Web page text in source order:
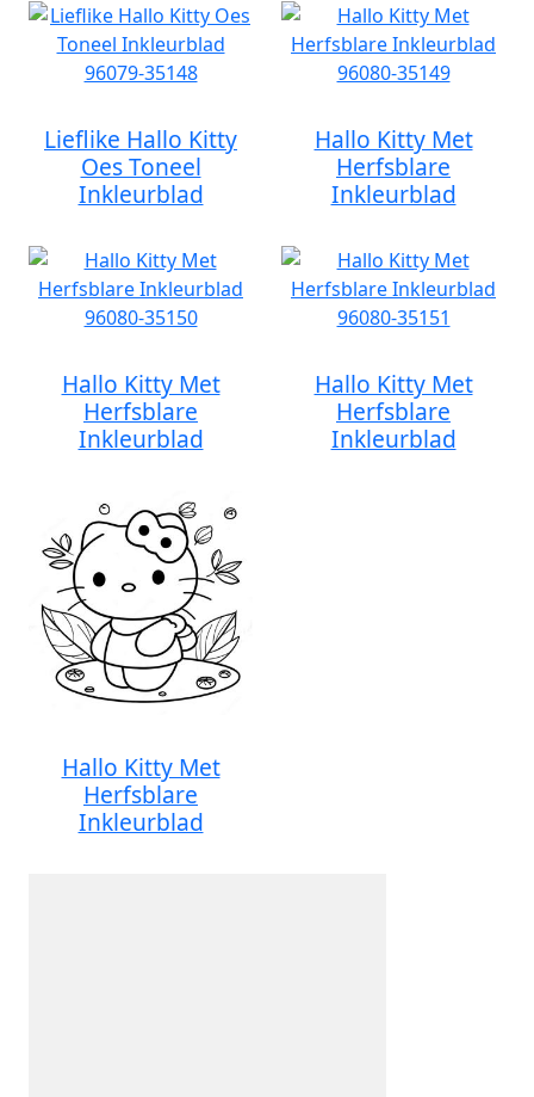
Lieflike Hallo Kitty
Oes Toneel
Inkleurblad
Hallo Kitty Met
Herfsblare
Inkleurblad
Hallo Kitty Met
Herfsblare
Inkleurblad
Hallo Kitty Met
Herfsblare
Inkleurblad
Hallo Kitty Met
Herfsblare
Inkleurblad